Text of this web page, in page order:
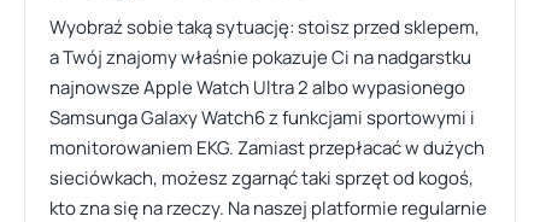
Wyobraź sobie taką sytuację: stoisz przed sklepem,
a Twój znajomy właśnie pokazuje Ci na nadgarstku
najnowsze Apple Watch Ultra 2 albo wypasionego
Samsunga Galaxy Watch6 z funkcjami sportowymi i
monitorowaniem EKG. Zamiast przepłacać w dużych
sieciówkach, możesz zgarnąć taki sprzęt od kogoś,
kto zna się na rzeczy. Na naszej platformie regularnie